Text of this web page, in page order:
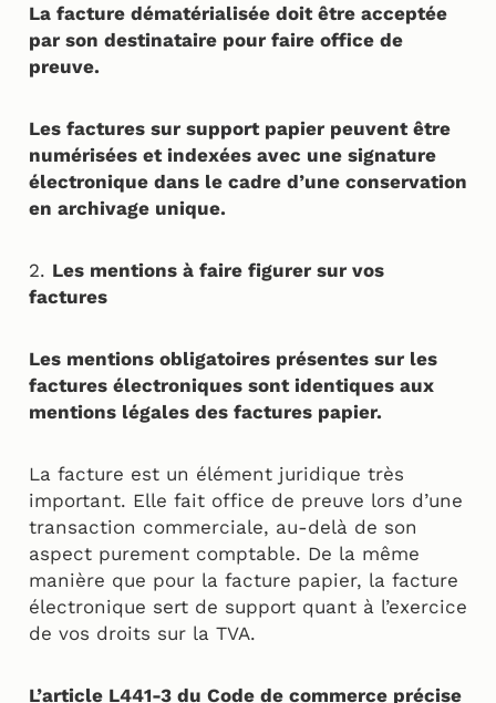
La facture dématérialisée doit être acceptée
par son destinataire pour faire office de
preuve.
Les factures sur support papier peuvent être
numérisées et indexées avec une signature
électronique dans le cadre d’une conservation
en archivage unique.
2. Les mentions à faire figurer sur vos
factures
Les mentions obligatoires présentes sur les
factures électroniques sont identiques aux
mentions légales des factures papier.
La facture est un élément juridique très
important. Elle fait office de preuve lors d’une
transaction commerciale, au-delà de son
aspect purement comptable. De la même
manière que pour la facture papier, la facture
électronique sert de support quant à l’exercice
de vos droits sur la TVA.
L’article L441-3 du Code de commerce précise